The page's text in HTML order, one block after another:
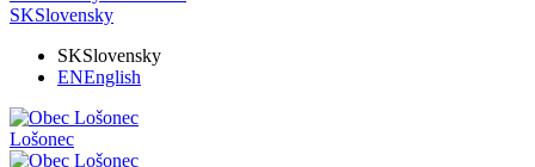
SKSlovensky
SKSlovensky
ENEnglish
Lošonec